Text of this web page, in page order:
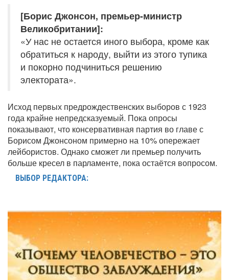
[Борис Джонсон, премьер-министр
Великобритании]:
«У нас не остается иного выбора, кроме как
обратиться к народу, выйти из этого тупика
и покорно подчиниться решению
электората».
Исход первых предрождественских выборов с 1923
года крайне непредсказуемый. Пока опросы
показывают, что консервативная партия во главе с
Борисом Джонсоном примерно на 10% опережает
лейбористов. Однако сможет ли премьер получить
больше кресел в парламенте, пока остаётся вопросом.
ВЫБОР РЕДАКТОРА: